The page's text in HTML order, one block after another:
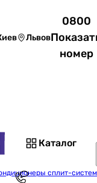
Львов
0800
номер
Каталог
сплит-